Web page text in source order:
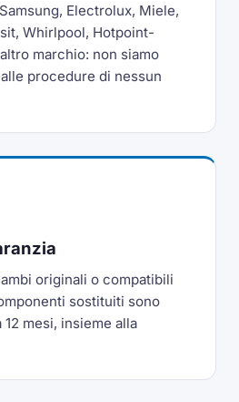
Electrolux, Miele,
Whirlpool, Hotpoint-
marchio: non siamo
procedure di nessun
originali o compatibili
sostituiti sono
mesi, insieme alla